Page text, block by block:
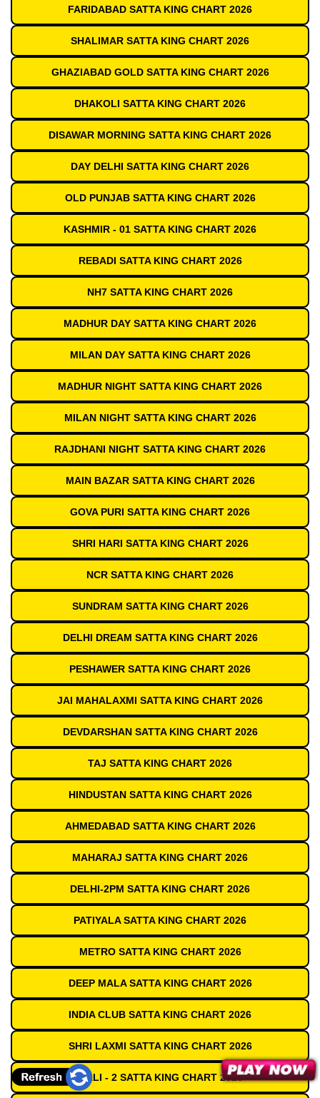
FARIDABAD SATTA KING CHART 2026
SHALIMAR SATTA KING CHART 2026
GHAZIABAD GOLD SATTA KING CHART 2026
DHAKOLI SATTA KING CHART 2026
DISAWAR MORNING SATTA KING CHART 2026
DAY DELHI SATTA KING CHART 2026
OLD PUNJAB SATTA KING CHART 2026
KASHMIR - 01 SATTA KING CHART 2026
REBADI SATTA KING CHART 2026
NH7 SATTA KING CHART 2026
MADHUR DAY SATTA KING CHART 2026
MILAN DAY SATTA KING CHART 2026
MADHUR NIGHT SATTA KING CHART 2026
MILAN NIGHT SATTA KING CHART 2026
RAJDHANI NIGHT SATTA KING CHART 2026
MAIN BAZAR SATTA KING CHART 2026
GOVA PURI SATTA KING CHART 2026
SHRI HARI SATTA KING CHART 2026
NCR SATTA KING CHART 2026
SUNDRAM SATTA KING CHART 2026
DELHI DREAM SATTA KING CHART 2026
PESHAWER SATTA KING CHART 2026
JAI MAHALAXMI SATTA KING CHART 2026
DEVDARSHAN SATTA KING CHART 2026
TAJ SATTA KING CHART 2026
HINDUSTAN SATTA KING CHART 2026
AHMEDABAD SATTA KING CHART 2026
MAHARAJ SATTA KING CHART 2026
DELHI-2PM SATTA KING CHART 2026
PATIYALA SATTA KING CHART 2026
METRO SATTA KING CHART 2026
DEEP MALA SATTA KING CHART 2026
INDIA CLUB SATTA KING CHART 2026
SHRI LAXMI SATTA KING CHART 2026
GALI - 2 SATTA KING CHART 2026